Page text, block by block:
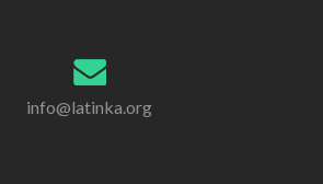
info@latinka.org